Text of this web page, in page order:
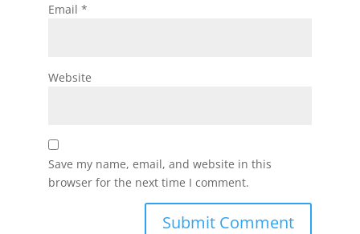
Email *
Website
Save my name, email, and website in this
browser for the next time I comment.